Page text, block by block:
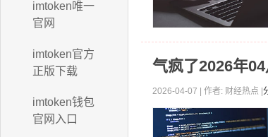
imtoken唯一
官网
imtoken官方
正版下载
imtoken钱包
官网入口
气疯了2026年
2026-04-07 | 作者: 财经热点 |